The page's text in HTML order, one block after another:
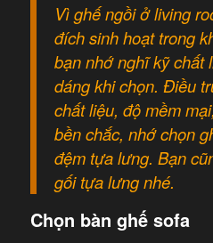
Vì ghế ngồi ở living
đích sinh hoạt trong
bạn nhớ nghĩ kỹ chất
dáng khi chọn. Điều
chất liệu, độ mềm
bền chắc, nhớ chọn
đệm tựa lưng. Bạn
gối tựa lưng nhé.
Chọn bàn ghế sofa